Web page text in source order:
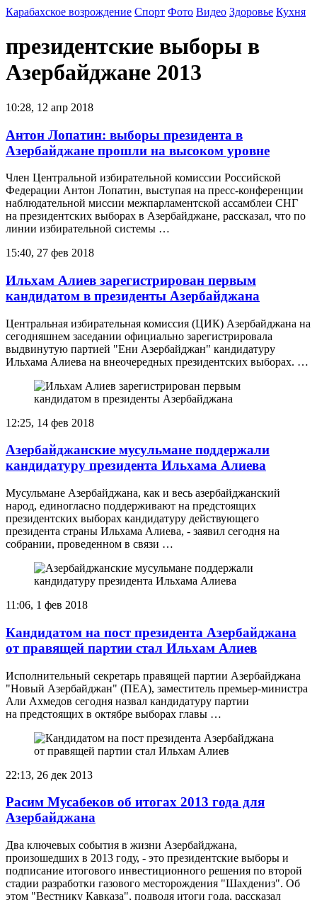
Карабахское возрождение Спорт Фото Видео Здоровье Кухня
президентские выборы в
Азербайджане 2013
10:28, 12 апр 2018
Антон Лопатин: выборы президента в
Азербайджане прошли на высоком уровне
Член Центральной избирательной комиссии Российской
Федерации Антон Лопатин, выступая на пресс-конференции
наблюдательной миссии межпарламентской ассамблеи СНГ
на президентских выборах в Азербайджане, рассказал, что по
линии избирательной системы …
15:40, 27 фев 2018
Ильхам Алиев зарегистрирован первым
кандидатом в президенты Азербайджана
Центральная избирательная комиссия (ЦИК) Азербайджана на
сегодняшнем заседании официально зарегистрировала
выдвинутую партией "Ени Азербайджан" кандидатуру
Ильхама Алиева на внеочередных президентских выборах. …
12:25, 14 фев 2018
Азербайджанские мусульмане поддержали
кандидатуру президента Ильхама Алиева
Мусульмане Азербайджана, как и весь азербайджанский
народ, единогласно поддерживают на предстоящих
президентских выборах кандидатуру действующего
президента страны Ильхама Алиева, - заявил сегодня на
собрании, проведенном в связи …
11:06, 1 фев 2018
Кандидатом на пост президента Азербайджана
от правящей партии стал Ильхам Алиев
Исполнительный секретарь правящей партии Азербайджана
"Новый Азербайджан" (ПЕА), заместитель премьер-министра
Али Ахмедов сегодня назвал кандидатуру партии
на предстоящих в октябре выборах главы …
22:13, 26 дек 2013
Расим Мусабеков об итогах 2013 года для
Азербайджана
Два ключевых события в жизни Азербайджана,
произошедших в 2013 году, - это президентские выборы и
подписание итогового инвестиционного решения по второй
стадии разработки газового месторождения "Шахдениз". Об
этом "Вестнику Кавказа", подводя итоги года, рассказал